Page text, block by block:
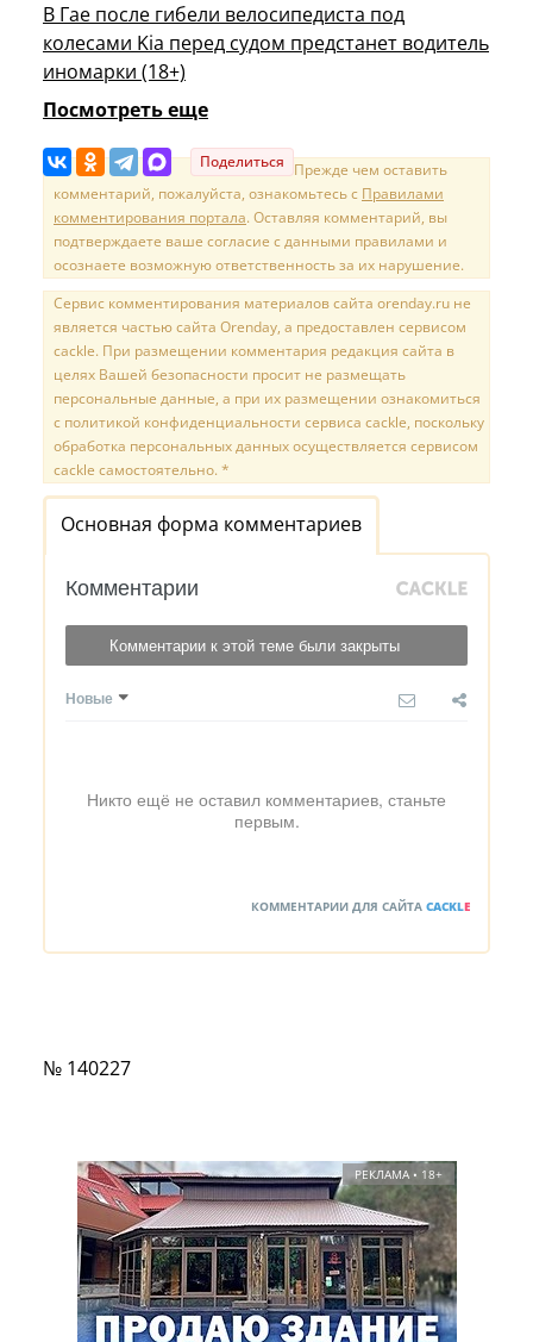
В Гае после гибели велосипедиста под
колесами Kia перед судом предстанет водитель
иномарки (18+)
Посмотреть еще
Поделиться Прежде чем оставить
комментарий, пожалуйста, ознакомьтесь с Правилами
комментирования портала. Оставляя комментарий, вы
подтверждаете ваше согласие с данными правилами и
осознаете возможную ответственность за их нарушение.
Сервис комментирования материалов сайта orenday.ru не
является частью сайта Orenday, а предоставлен сервисом
cackle. При размещении комментария редакция сайта в
целях Вашей безопасности просит не размещать
персональные данные, а при их размещении ознакомиться
с политикой конфиденциальности сервиса cackle, поскольку
обработка персональных данных осуществляется сервисом
cackle самостоятельно. *
Основная форма комментариев
Комментарии
Комментарии к этой теме были закрыты
Новые
Никто ещё не оставил комментариев, станьте
первым.
КОММЕНТАРИИ ДЛЯ САЙТА CACKLE
№ 140227
РЕКЛАМА • 18+